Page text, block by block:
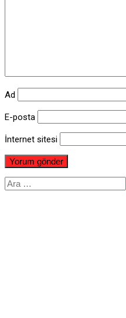
Ad
E-posta
İnternet sitesi
Arama: